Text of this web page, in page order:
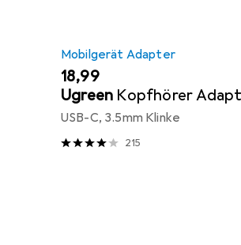
Mobilgerät Adapter
EUR
18,99
Ugreen Kopfhörer
USB-C, 3.5mm Klinke
215